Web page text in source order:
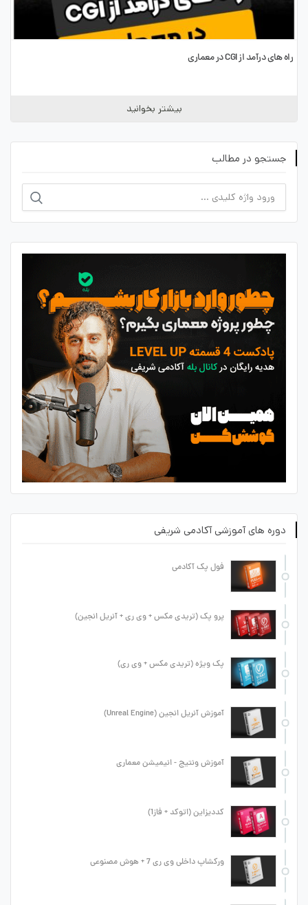
راه های درآمد از CGI در معماری
بیشتر بخوانید
جستجو در مطالب
دوره های آموزشی آکادمی شریفی
فول پک آکادمی
پرو پک (تریدی مکس + وی ری + آنریل انجین)
پک ویژه (تریدی مکس + وی ری)
آموزش آنریل انجین (Unreal Engine)
آموزش ونتیج - انیمیشن معماری
کددیزاین (اتوکد + فاز1)
ورکشاپ داخلی وی ری 7 + هوش مصنوعی